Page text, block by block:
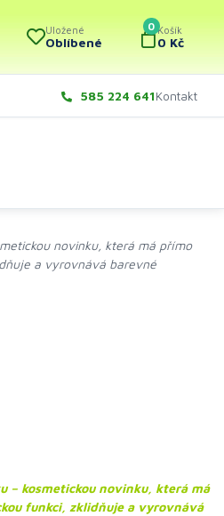
Uložené
Oblíbené
0 Košík
0 Kč
585 224 641Kontakt
novinku, která má přímo
a vyrovnává barevné
– kosmetickou novinku, která má
funkci, zklidňuje a vyrovnává